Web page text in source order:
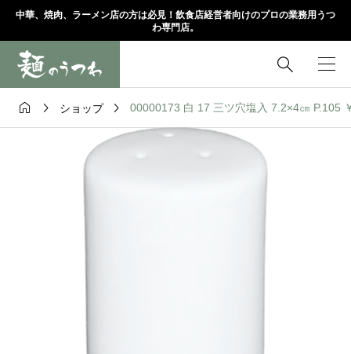
中華、焼肉、ラーメン店の方は必見！飲食店経営者向けのプロの業務用うつ
わ専門店。

  ショップ  00000173 白 17 三ツ穴塩入 7.2×4㎝ P.105